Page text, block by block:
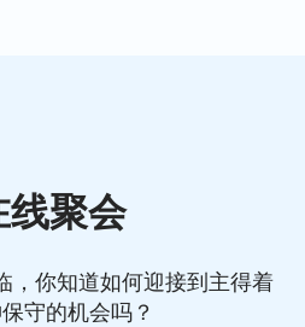
线聚会
，你知道如何迎接到主得着
守的机会吗？